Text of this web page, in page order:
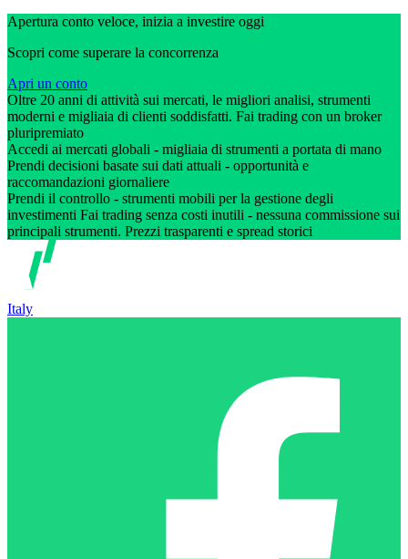
Apertura conto veloce, inizia a investire oggi
Scopri come superare la concorrenza
Apri un conto
Oltre 20 anni di attività sui mercati, le migliori analisi, strumenti
moderni e migliaia di clienti soddisfatti. Fai trading con un broker
pluripremiato
Accedi ai mercati globali - migliaia di strumenti a portata di mano
Prendi decisioni basate sui dati attuali - opportunità e
raccomandazioni giornaliere
Prendi il controllo - strumenti mobili per la gestione degli
investimenti Fai trading senza costi inutili - nessuna commissione sui
principali strumenti. Prezzi trasparenti e spread storici
Italy